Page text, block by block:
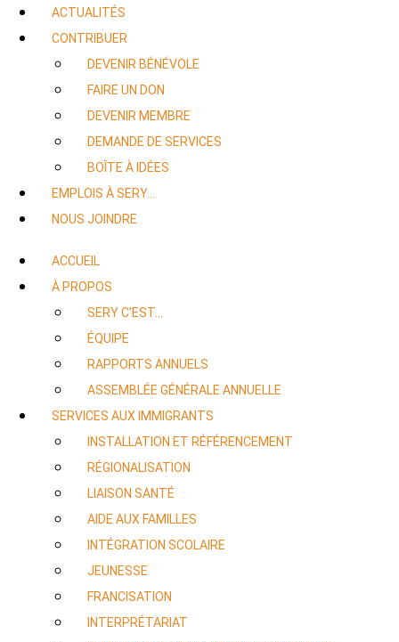
ACTUALITÉS
CONTRIBUER
DEVENIR BÉNÉVOLE
FAIRE UN DON
DEVENIR MEMBRE
DEMANDE DE SERVICES
BOÎTE À IDÉES
EMPLOIS À SERY…
NOUS JOINDRE
ACCUEIL
À PROPOS
SERY C’EST…
ÉQUIPE
RAPPORTS ANNUELS
ASSEMBLÉE GÉNÉRALE ANNUELLE
SERVICES AUX IMMIGRANTS
INSTALLATION ET RÉFÉRENCEMENT
RÉGIONALISATION
LIAISON SANTÉ
AIDE AUX FAMILLES
INTÉGRATION SCOLAIRE
JEUNESSE
FRANCISATION
INTERPRÉTARIAT